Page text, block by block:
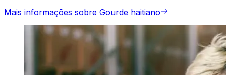
Mais informações sobre Gourde haitiano